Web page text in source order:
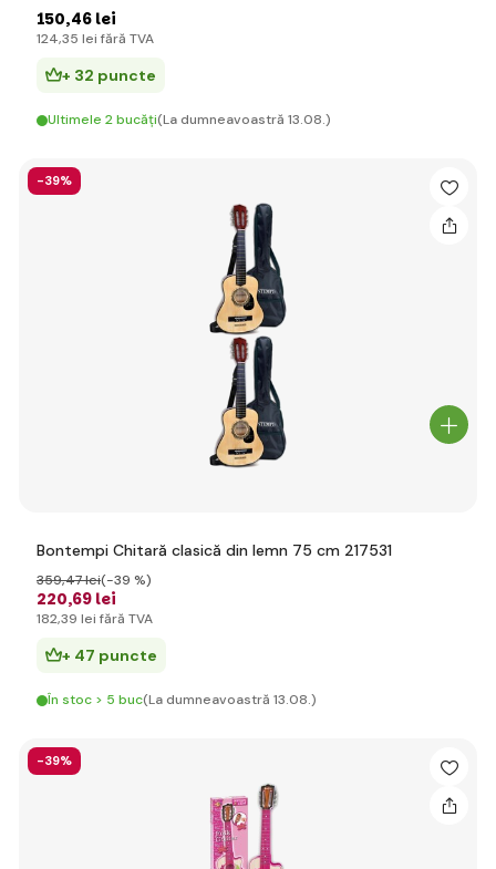
150,46 lei
124,35 lei fără TVA
+ 32 puncte
Ultimele 2 bucăți(La dumneavoastră 13.08.)
-39%
Bontempi Chitară clasică din lemn 75 cm 217531
220,69 lei
359,47 lei(-39 %)
182,39 lei fără TVA
+ 47 puncte
În stoc > 5 buc(La dumneavoastră 13.08.)
-39%